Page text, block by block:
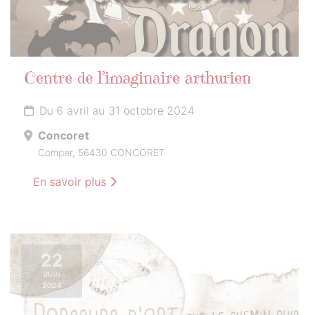
Centre de l’imaginaire arthurien
Du 6 avril au 31 octobre 2024
Concoret
Comper, 56430 CONCORET
En savoir plus
22
JUIN
2024